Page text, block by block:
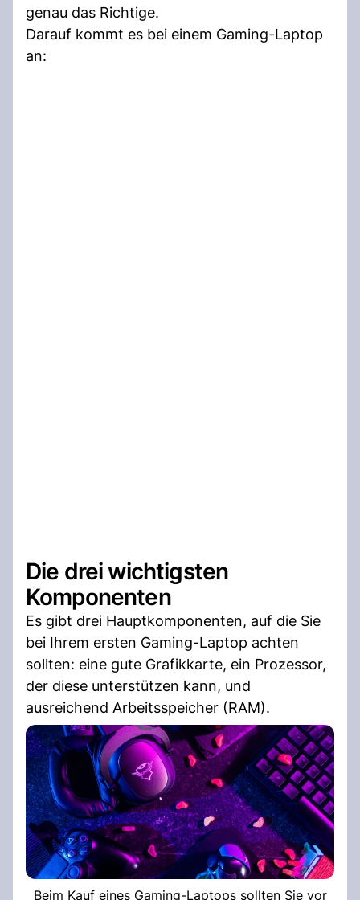
genau das Richtige.
Darauf kommt es bei einem Gaming-Laptop
an:
Die drei wichtigsten
Komponenten
Es gibt drei Hauptkomponenten, auf die Sie
bei Ihrem ersten Gaming-Laptop achten
sollten: eine gute Grafikkarte, ein Prozessor,
der diese unterstützen kann, und
ausreichend Arbeitsspeicher (RAM).
Beim Kauf eines Gaming-Laptops sollten Sie vor